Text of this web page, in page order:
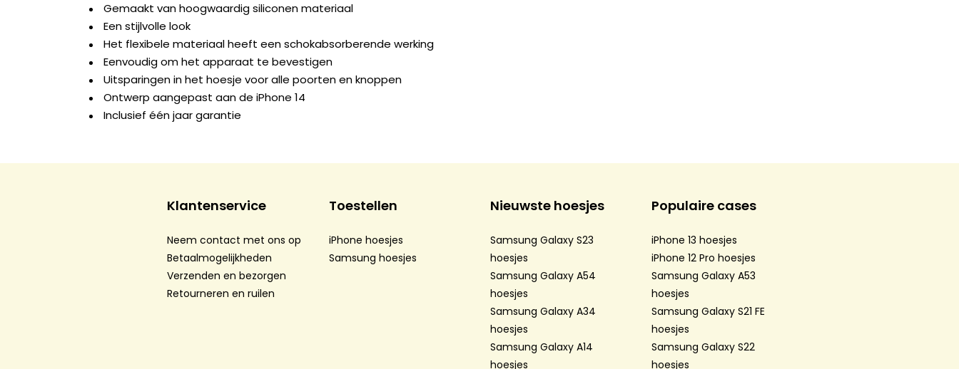
Gemaakt van hoogwaardig siliconen materiaal
Een stijlvolle look
Het flexibele materiaal heeft een schokabsorberende werking
Eenvoudig om het apparaat te bevestigen
Uitsparingen in het hoesje voor alle poorten en knoppen
Ontwerp aangepast aan de iPhone 14
Inclusief één jaar garantie
Klantenservice
Neem contact met ons op
Betaalmogelijkheden
Verzenden en bezorgen
Retourneren en ruilen
Toestellen
iPhone hoesjes
Samsung hoesjes
Nieuwste hoesjes
Samsung Galaxy S23
hoesjes
Samsung Galaxy A54
hoesjes
Samsung Galaxy A34
hoesjes
Samsung Galaxy A14
hoesjes
Populaire cases
iPhone 13 hoesjes
iPhone 12 Pro hoesjes
Samsung Galaxy A53
hoesjes
Samsung Galaxy S21 FE
hoesjes
Samsung Galaxy S22
hoesjes